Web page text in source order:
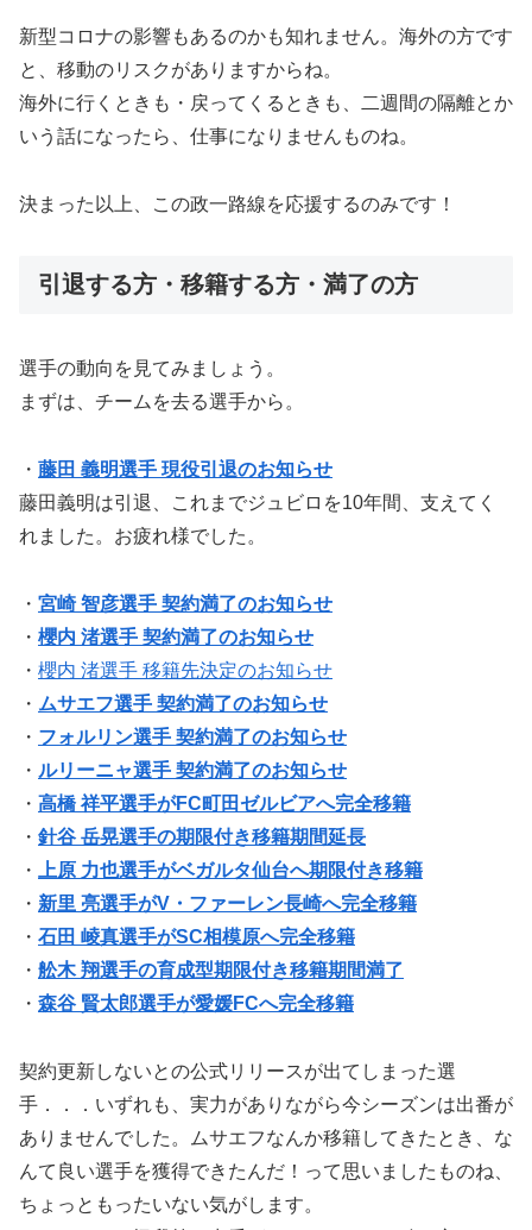
新型コロナの影響もあるのかも知れません。海外の方です
と、移動のリスクがありますからね。
海外に行くときも・戻ってくるときも、二週間の隔離とか
いう話になったら、仕事になりませんものね。
決まった以上、この政一路線を応援するのみです！
引退する方・移籍する方・満了の方
選手の動向を見てみましょう。
まずは、チームを去る選手から。
・ 藤田 義明選手 現役引退のお知らせ
藤田義明は引退、これまでジュビロを10年間、支えてく
れました。お疲れ様でした。
・ 宮崎 智彦選手 契約満了のお知らせ
・ 櫻内 渚選手 契約満了のお知らせ
・ 櫻内 渚選手 移籍先決定のお知らせ
・ ムサエフ選手 契約満了のお知らせ
・ フォルリン選手 契約満了のお知らせ
・ ルリーニャ選手 契約満了のお知らせ
・ 高橋 祥平選手がFC町田ゼルビアへ完全移籍
・ 針谷 岳晃選手の期限付き移籍期間延長
・
上原 力也選手がベガルタ仙台へ期限付き移籍
・ 新里 亮選手がV・ファーレン長崎へ完全移籍
・ 石田 崚真選手がSC相模原へ完全移籍
・ 舩木 翔選手の育成型期限付き移籍期間満了
・ 森谷 賢太郎選手が愛媛FCへ完全移籍
契約更新しないとの公式リリースが出てしまった選
手．．．いずれも、実力がありながら今シーズンは出番が
ありませんでした。ムサエフなんか移籍してきたとき、な
んて良い選手を獲得できたんだ！って思いましたものね、
ちょっともったいない気がします。